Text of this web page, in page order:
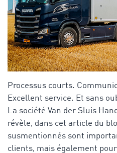
Processus courts.
Excellent service. Et sans
La société Van der Sluis
révèle, dans cet article du
susmentionnés sont
clients, mais également